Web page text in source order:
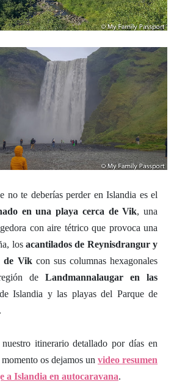
no te deberías perder en Islandia es el
en una playa cerca de Vik, una
con aire tétrico que provoca una
los acantilados de Reynisdrangur y
de Vikcon sus columnas hexagonales
de Landmannalaugar en las
de Islandia y las playas del Parque de
.
itinerario detallado por días en
os dejamos un video resumen
a Islandia en autocaravana.